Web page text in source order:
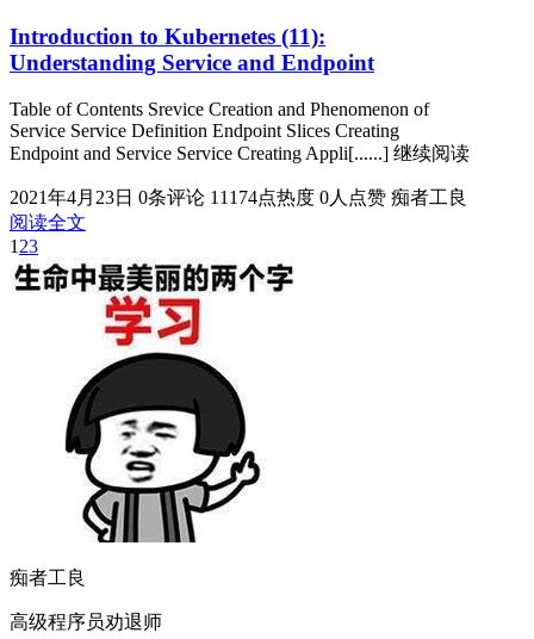
Introduction to Kubernetes (11):
Understanding Service and Endpoint
Table of Contents Srevice Creation and Phenomenon of
Service Service Definition Endpoint Slices Creating
Endpoint and Service Service Creating Appli[......] 继续阅读
2021年4月23日 0条评论 11174点热度 0人点赞 痴者工良
阅读全文
1 23
痴者工良
高级程序员劝退师